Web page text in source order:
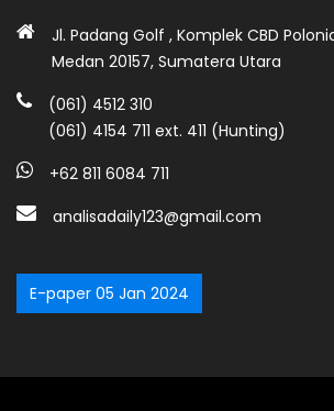
Jl. Padang Golf , Komplek CBD
Medan 20157, Sumatera Utara
(061) 4512 310
(061) 4154 711 ext. 411 (Hunting)
+62 811 6084 711
analisadaily123@gmail.com
E-paper 05 Jan 2024